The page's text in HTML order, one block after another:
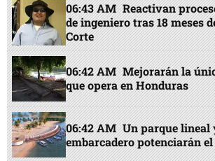
06:43 AM Reactivan
de ingeniero tras 18 meses
Corte
06:42 AM Mejorarán la
que opera en Honduras
06:42 AM Un parque lineal
embarcadero potenciarán